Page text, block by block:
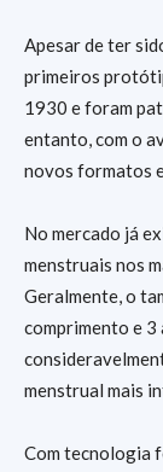
Apesar de ter
primeiros
1930 e foram
entanto, com o
novos formatos
No mercado já
menstruais nos
Geralmente, o
comprimento e 3
menstrual mais
Com tecnologia